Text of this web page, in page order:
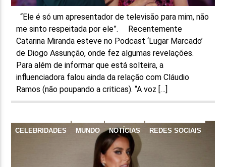
“Ele é só um apresentador de televisão para mim, não
me sinto respeitada por ele”. Recentemente
Catarina Miranda esteve no Podcast ‘Lugar Marcado’
de Diogo Assunção, onde fez algumas revelações.
Para além de informar que está solteira, a
influenciadora falou ainda da relação com Cláudio
Ramos (não poupando a criticas). “A voz […]
CELEBRIDADES MUNDO NOTÍCIAS REDES SOCIAIS